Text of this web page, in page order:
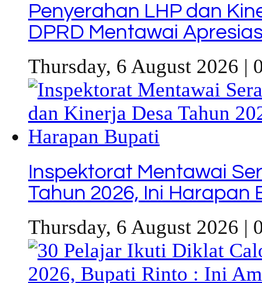
Penyerahan LHP dan
DPRD Mentawai
Thursday, 6 August 2026 |
Inspektorat Mentawai
Tahun 2026, Ini Harapan
Thursday, 6 August 2026 |